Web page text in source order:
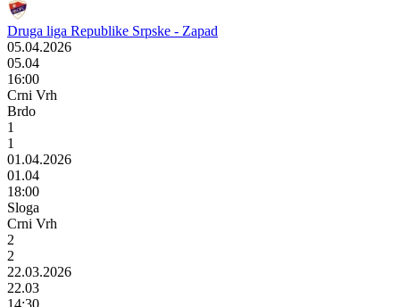
Druga liga Republike Srpske - Zapad
05.04.2026
05.04
16:00
Crni Vrh
Brdo
1
1
01.04.2026
01.04
18:00
Sloga
Crni Vrh
2
2
22.03.2026
22.03
14:30